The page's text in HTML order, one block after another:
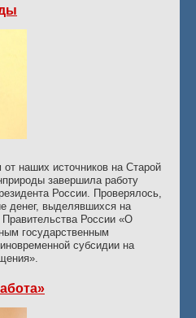
наших источников на Старой
завершила работу
России. Проверялось,
денег, выделявшихся на
России «О
государственным
субсидии на